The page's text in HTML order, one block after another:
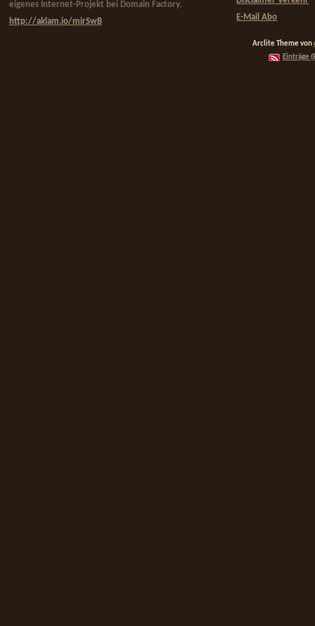
eigenes Internet-Projekt bei Domain Factory.
http://aklam.io/mirSwB
E-Mail Abo
Arclite Theme von
Einträge